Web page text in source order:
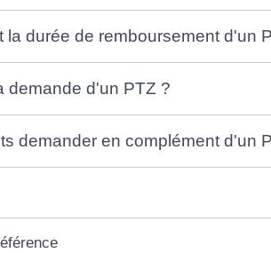
la durée de remboursement d'un
demande d'un PTZ ?
demander en complément d'un